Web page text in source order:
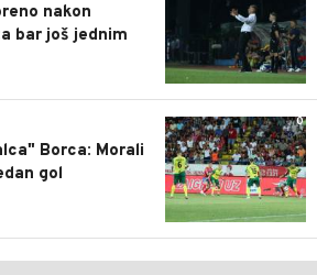
nakon
bar još jednim
0
Borca: Morali
gol